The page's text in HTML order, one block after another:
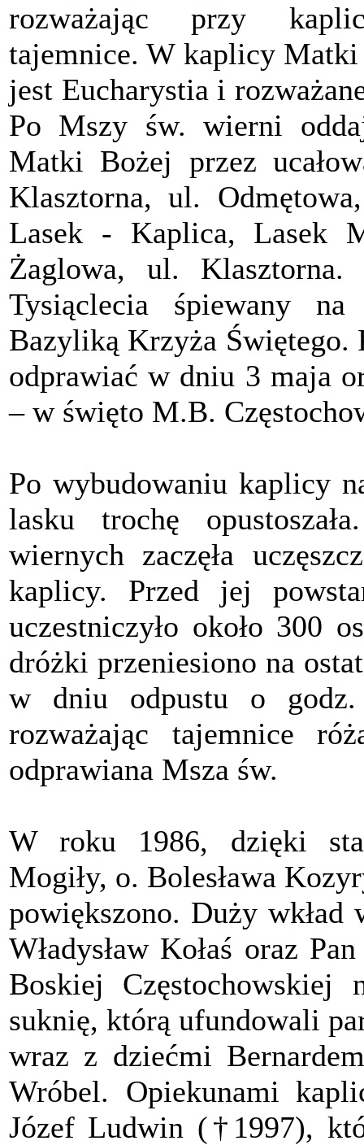
rozważając przy
tajemnice. W kaplicy Matki
jest Eucharystia i
Po Mszy św. wierni
Matki Bożej przez
Klasztorna, ul.
Lasek - Kaplica, Lasek
Żaglowa, ul.
Tysiąclecia śpiewany
Bazyliką Krzyża Świętego.
odprawiać w dniu 3 maja
– w święto M.B.
Po wybudowaniu kaplicy
lasku trochę
wiernych zaczęła
kaplicy. Przed jej
uczestniczyło około 300
dróżki przeniesiono na
w dniu odpustu o godz.
rozważając tajemnice
odprawiana Msza św.
W roku 1986, dzięki
Mogiły, o. Bolesława
powiększono. Duży
Władysław Kołaś oraz
Boskiej Częstochowskiej
suknię, którą ufundowali
wraz z dziećmi
Wróbel. Opiekunami
Józef Ludwin (†1997),